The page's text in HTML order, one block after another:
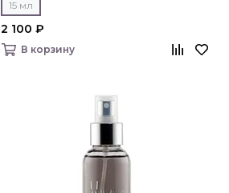
15 мл
2 100 ₽
В корзину